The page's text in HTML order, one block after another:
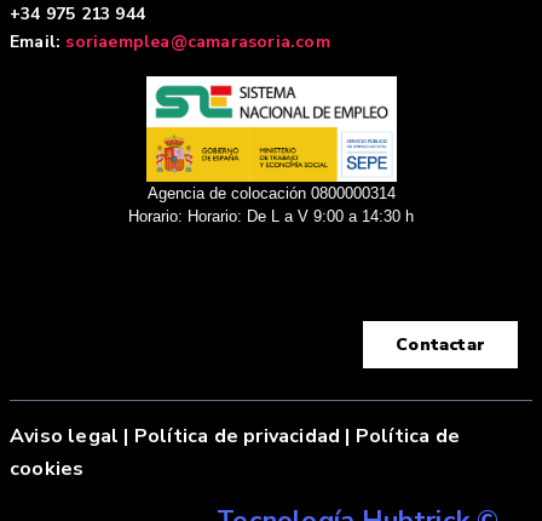
+34 975 213 944
Email: soriaemplea@camarasoria.com
Agencia de colocación 0800000314
Horario: Horario: De L a V 9:00 a 14:30 h
Contactar
Aviso legal | Política de privacidad | Política de
cookies